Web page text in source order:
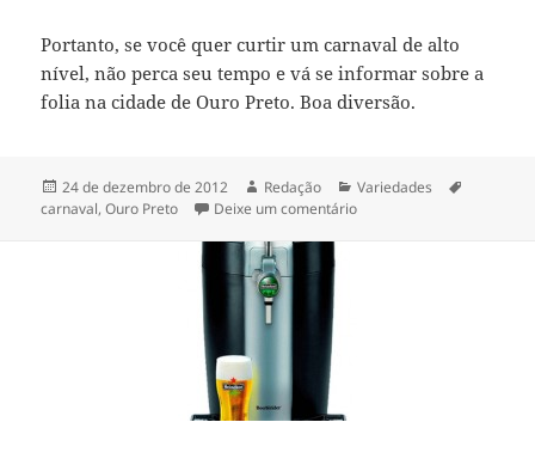
Portanto, se você quer curtir um carnaval de alto
nível, não perca seu tempo e vá se informar sobre a
folia na cidade de Ouro Preto. Boa diversão.
Publicado
em
24 de dezembro de 2012 Autor
Redação Categorias
Variedades
carnaval,Ouro Preto Deixe um comentárioem Carnaval em Ouro